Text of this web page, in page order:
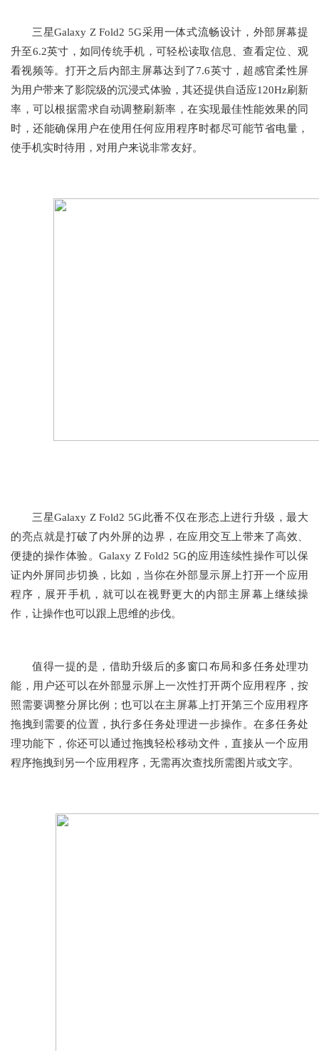
三星Galaxy Z Fold2 5G采用一体式流畅设计，外部屏幕提
升至6.2英寸，如同传统手机，可轻松读取信息、查看定位、观
看视频等。打开之后内部主屏幕达到了7.6英寸，超感官柔性屏
为用户带来了影院级的沉浸式体验，其还提供自适应120Hz刷新
率，可以根据需求自动调整刷新率，在实现最佳性能效果的同
时，还能确保用户在使用任何应用程序时都尽可能节省电量，
使手机实时待用，对用户来说非常友好。
三星Galaxy Z Fold2 5G此番不仅在形态上进行升级，最大
的亮点就是打破了内外屏的边界，在应用交互上带来了高效、
便捷的操作体验。Galaxy Z Fold2 5G的应用连续性操作可以保
证内外屏同步切换，比如，当你在外部显示屏上打开一个应用
程序，展开手机，就可以在视野更大的内部主屏幕上继续操
作，让操作也可以跟上思维的步伐。
值得一提的是，借助升级后的多窗口布局和多任务处理功
能，用户还可以在外部显示屏上一次性打开两个应用程序，按
照需要调整分屏比例；也可以在主屏幕上打开第三个应用程序
拖拽到需要的位置，执行多任务处理进一步操作。在多任务处
理功能下，你还可以通过拖拽轻松移动文件，直接从一个应用
程序拖拽到另一个应用程序，无需再次查找所需图片或文字。